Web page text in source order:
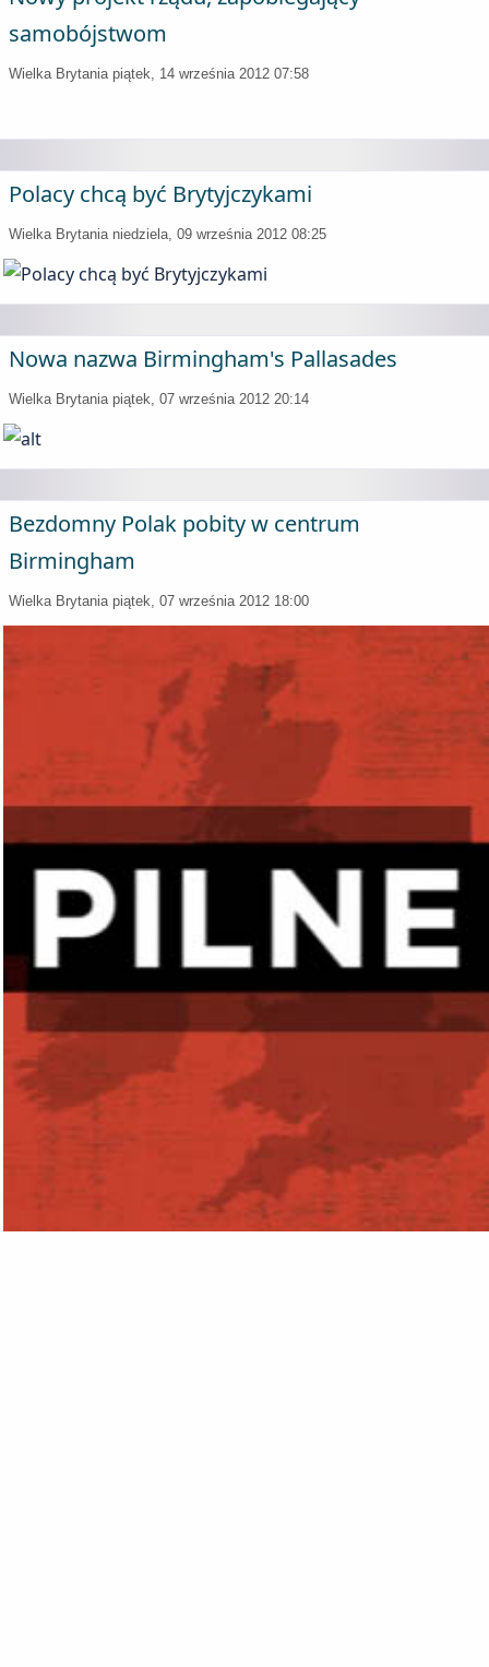
samobójstwom
Wielka Brytania piątek, 14 września 2012 07:58
Polacy chcą być Brytyjczykami
Wielka Brytania niedziela, 09 września 2012 08:25
Nowa nazwa Birmingham's Pallasades
Wielka Brytania piątek, 07 września 2012 20:14
Bezdomny Polak pobity w centrum
Birmingham
Wielka Brytania piątek, 07 września 2012 18:00